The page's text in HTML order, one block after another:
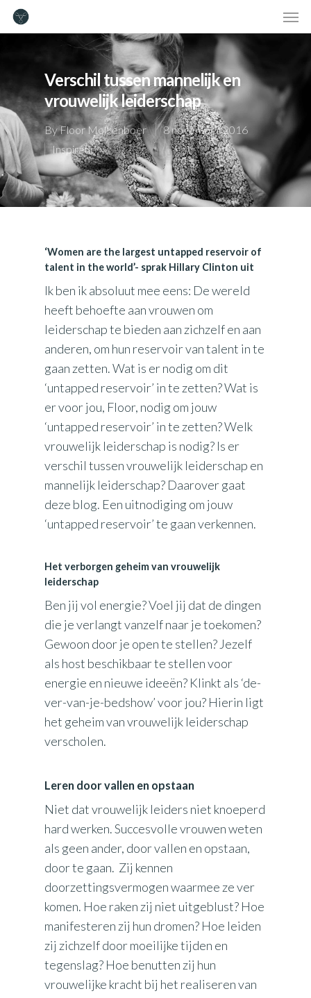
Verschil tussen mannelijk en
vrouwelijk leiderschap
ByFloor Molkenboer
8 november 2016
Inspiratie
‘Women are the largest untapped reservoir of
talent in the world’- sprak Hillary Clinton uit
Ik ben ik absoluut mee eens: De wereld
heeft behoefte aan vrouwen om
leiderschap te bieden aan zichzelf en aan
anderen, om hun reservoir van talent in te
gaan zetten. Wat is er nodig om dit
‘untapped reservoir’ in te zetten? Wat is
er voor jou, Floor, nodig om jouw
‘untapped reservoir’ in te zetten? Welk
vrouwelijk leiderschap is nodig? Is er
verschil tussen vrouwelijk leiderschap en
mannelijk leiderschap? Daarover gaat
deze blog. Een uitnodiging om jouw
‘untapped reservoir’ te gaan verkennen.
Het verborgen geheim van vrouwelijk
leiderschap
Ben jij vol energie? Voel jij dat de dingen
die je verlangt vanzelf naar je toekomen?
Gewoon door je open te stellen? Jezelf
als host beschikbaar te stellen voor
energie en nieuwe ideeën? Klinkt als ‘de-
ver-van-je-bedshow’ voor jou? Hierin ligt
het geheim van vrouwelijk leiderschap
verscholen.
Leren door vallen en opstaan
Niet dat vrouwelijk leiders niet knoeperd
hard werken. Succesvolle vrouwen weten
als geen ander, door vallen en opstaan,
door te gaan. Zij kennen
doorzettingsvermogen waarmee ze ver
komen. Hoe raken zij niet uitgeblust? Hoe
manifesteren zij hun dromen? Hoe leiden
zij zichzelf door moeilijke tijden en
tegenslag? Hoe benutten zij hun
vrouwelijke kracht bij het realiseren van